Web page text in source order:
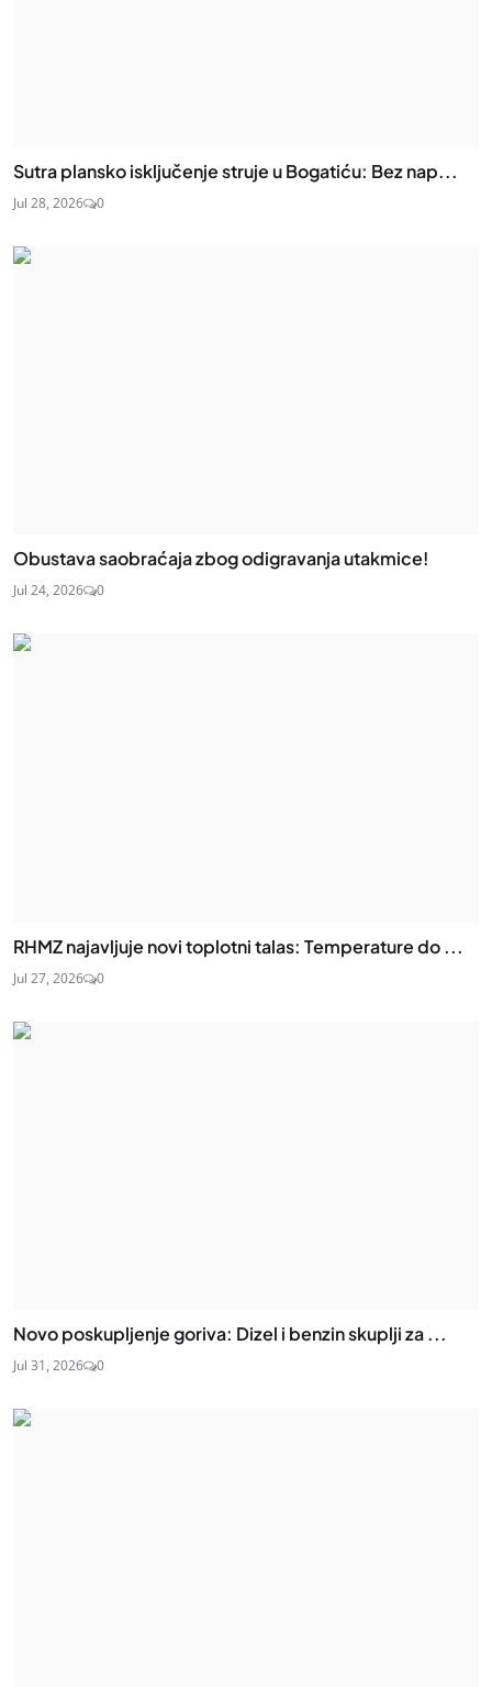
Sutra plansko isključenje struje u Bogatiću: Bez nap...
Jul 28, 2026 0
Obustava saobraćaja zbog odigravanja utakmice!
Jul 24, 2026 0
RHMZ najavljuje novi toplotni talas: Temperature do ...
Jul 27, 2026 0
Novo poskupljenje goriva: Dizel i benzin skuplji za ...
Jul 31, 2026 0